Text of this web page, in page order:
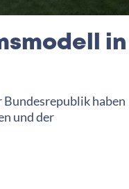
in
Bundesrepublik haben
und der